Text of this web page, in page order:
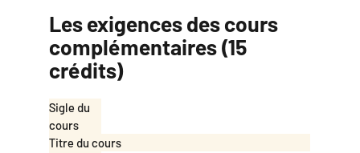
Les exigences des cours
complémentaires (15
crédits)
Sigle du
cours
Titre du cours